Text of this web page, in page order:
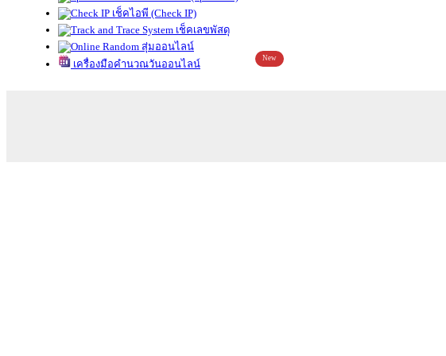
เช็คไอพี (Check IP)
เช็คเลขพัสดุ
สุ่มออนไลน์
เครื่องมือคำนวณวันออนไลน์
New